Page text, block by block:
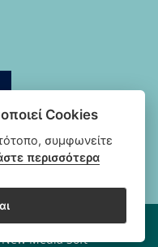
- Optipharma e-shop
Media Soft
Cookies
συμφωνείτε
περισσότερα